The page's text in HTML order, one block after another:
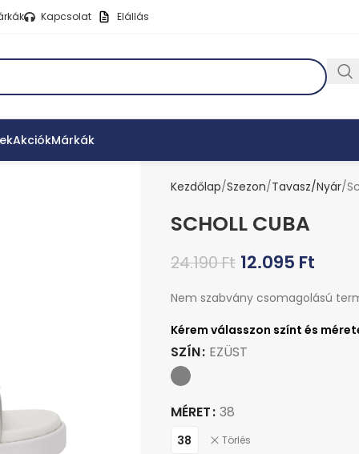
Kapcsolat Elállás
AkciókMárkák
Kezdőlap Szezon Tavasz/Nyár
SCHOLL CUBA
24.190Ft 12.095 Ft
Nem szabvány csomagolású
SZÍN EZÜST
MÉRET 38
38 Törlés